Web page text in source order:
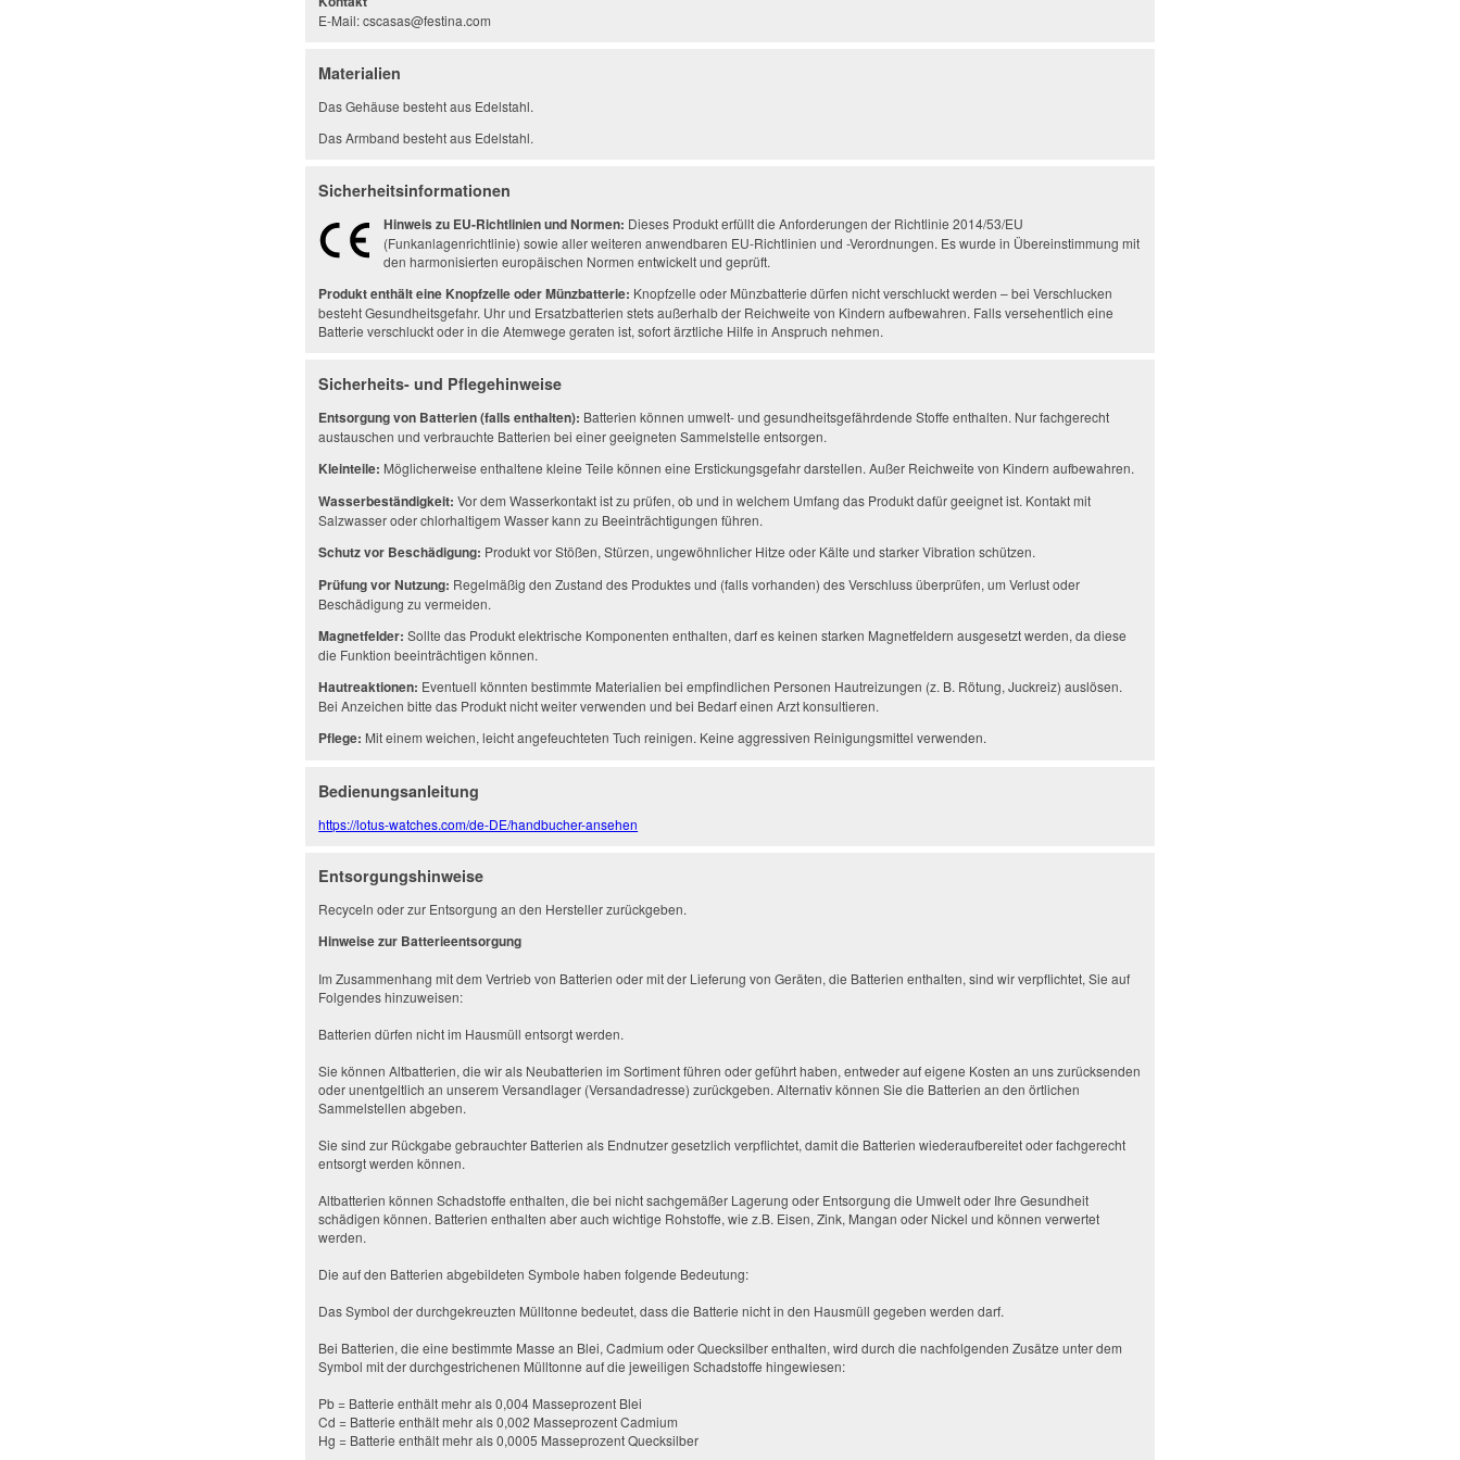
E-Mail: cscasas@festina.com
Materialien
Das Gehäuse besteht aus Edelstahl.
Das Armband besteht aus Edelstahl.
Sicherheitsinformationen
Hinweis zu EU-Richtlinien und Normen: Dieses Produkt erfüllt die Anforderungen der Richtlinie 2014/53/EU
(Funkanlagenrichtlinie) sowie aller weiteren anwendbaren EU-Richtlinien und -Verordnungen. Es wurde in Übereinstimmung mit
den harmonisierten europäischen Normen entwickelt und geprüft.
Produkt enthält eine Knopfzelle oder Münzbatterie: Knopfzelle oder Münzbatterie dürfen nicht verschluckt werden – bei Verschlucken
besteht Gesundheitsgefahr. Uhr und Ersatzbatterien stets außerhalb der Reichweite von Kindern aufbewahren. Falls versehentlich eine
Batterie verschluckt oder in die Atemwege geraten ist, sofort ärztliche Hilfe in Anspruch nehmen.
Sicherheits- und Pflegehinweise
Entsorgung von Batterien (falls enthalten): Batterien können umwelt- und gesundheitsgefährdende Stoffe enthalten. Nur fachgerecht
austauschen und verbrauchte Batterien bei einer geeigneten Sammelstelle entsorgen.
Kleinteile: Möglicherweise enthaltene kleine Teile können eine Erstickungsgefahr darstellen. Außer Reichweite von Kindern aufbewahren.
Wasserbeständigkeit: Vor dem Wasserkontakt ist zu prüfen, ob und in welchem Umfang das Produkt dafür geeignet ist. Kontakt mit
Salzwasser oder chlorhaltigem Wasser kann zu Beeinträchtigungen führen.
Schutz vor Beschädigung: Produkt vor Stößen, Stürzen, ungewöhnlicher Hitze oder Kälte und starker Vibration schützen.
Prüfung vor Nutzung: Regelmäßig den Zustand des Produktes und (falls vorhanden) des Verschluss überprüfen, um Verlust oder
Beschädigung zu vermeiden.
Magnetfelder: Sollte das Produkt elektrische Komponenten enthalten, darf es keinen starken Magnetfeldern ausgesetzt werden, da diese
die Funktion beeinträchtigen können.
Hautreaktionen: Eventuell könnten bestimmte Materialien bei empfindlichen Personen Hautreizungen (z. B. Rötung, Juckreiz) auslösen.
Bei Anzeichen bitte das Produkt nicht weiter verwenden und bei Bedarf einen Arzt konsultieren.
Pflege: Mit einem weichen, leicht angefeuchteten Tuch reinigen. Keine aggressiven Reinigungsmittel verwenden.
Bedienungsanleitung
https://lotus-watches.com/de-DE/handbucher-ansehen
Entsorgungshinweise
Recyceln oder zur Entsorgung an den Hersteller zurückgeben.
Hinweise zur Batterieentsorgung
Im Zusammenhang mit dem Vertrieb von Batterien oder mit der Lieferung von Geräten, die Batterien enthalten, sind wir verpflichtet, Sie auf
Folgendes hinzuweisen:
Batterien dürfen nicht im Hausmüll entsorgt werden.
Sie können Altbatterien, die wir als Neubatterien im Sortiment führen oder geführt haben, entweder auf eigene Kosten an uns zurücksenden
oder unentgeltlich an unserem Versandlager (Versandadresse) zurückgeben. Alternativ können Sie die Batterien an den örtlichen
Sammelstellen abgeben.
Sie sind zur Rückgabe gebrauchter Batterien als Endnutzer gesetzlich verpflichtet, damit die Batterien wiederaufbereitet oder fachgerecht
entsorgt werden können.
Altbatterien können Schadstoffe enthalten, die bei nicht sachgemäßer Lagerung oder Entsorgung die Umwelt oder Ihre Gesundheit
schädigen können. Batterien enthalten aber auch wichtige Rohstoffe, wie z.B. Eisen, Zink, Mangan oder Nickel und können verwertet
werden.
Die auf den Batterien abgebildeten Symbole haben folgende Bedeutung:
Das Symbol der durchgekreuzten Mülltonne bedeutet, dass die Batterie nicht in den Hausmüll gegeben werden darf.
Bei Batterien, die eine bestimmte Masse an Blei, Cadmium oder Quecksilber enthalten, wird durch die nachfolgenden Zusätze unter dem
Symbol mit der durchgestrichenen Mülltonne auf die jeweiligen Schadstoffe hingewiesen:
Pb = Batterie enthält mehr als 0,004 Masseprozent Blei
Cd = Batterie enthält mehr als 0,002 Masseprozent Cadmium
Hg = Batterie enthält mehr als 0,0005 Masseprozent Quecksilber